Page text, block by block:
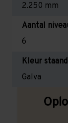
2.250 mm
Aantal
6
Kleur
Galva